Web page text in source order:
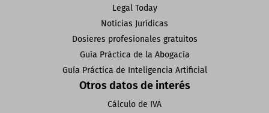
Legal Today
Noticias Jurídicas
Dosieres profesionales gratuitos
Guía Práctica de la Abogacía
Guía Práctica de Inteligencia Artificial
Otros datos de interés
Cálculo de IVA